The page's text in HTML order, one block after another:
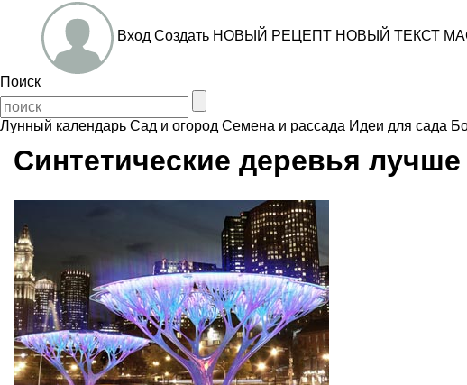
Вход Создать НОВЫЙ РЕЦЕПТ НОВЫЙ ТЕКСТ
Поиск
Лунный календарь Сад и огород Семена и рассада Идеи для сада
Синтетические деревья